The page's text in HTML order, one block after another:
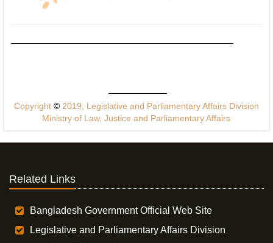
Copyright ©2019, Legislative and Parliamentary Affairs Division
Ministry of Law, Justice and Parliamentary Affairs
Related Links
Bangladesh Government Official Web Site
Legislative and Parliamentary Affairs Division